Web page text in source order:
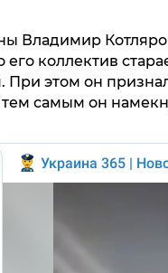
Владимир
его коллектив
При этом он
самым он